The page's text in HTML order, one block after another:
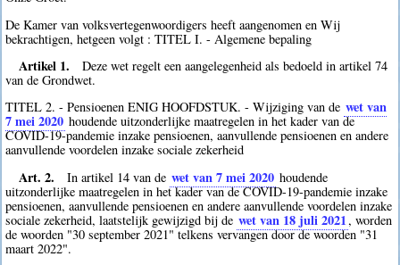
De Kamer van volksvertegenwoordigers heeft aangenomen en Wij
bekrachtigen, hetgeen volgt : TITEL I. - Algemene bepaling
Artikel 1.
Deze wet regelt een aangelegenheid als bedoeld in artikel 74
van de Grondwet.
TITEL 2. - Pensioenen ENIG HOOFDSTUK. - Wijziging van de wet van
7 mei 2020 houdende uitzonderlijke maatregelen in het kader van de
COVID-19-pandemie inzake pensioenen, aanvullende pensioenen en andere
aanvullende voordelen inzake sociale zekerheid
Art. 2. In artikel 14 van de wet van 7 mei 2020 houdende
uitzonderlijke maatregelen in het kader van de COVID-19-pandemie inzake
pensioenen, aanvullende pensioenen en andere aanvullende voordelen inzake
sociale zekerheid, laatstelijk gewijzigd bij de wet van 18 juli 2021, worden
de woorden "30 september 2021" telkens vervangen door de woorden "31
maart 2022".